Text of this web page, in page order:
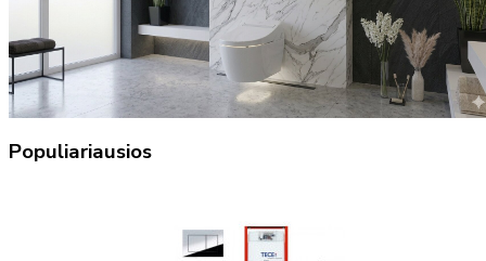
Populiariausios